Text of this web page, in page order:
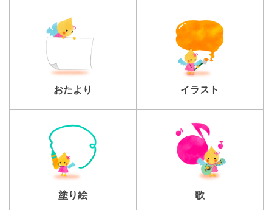
おたより イラスト
塗り絵 歌